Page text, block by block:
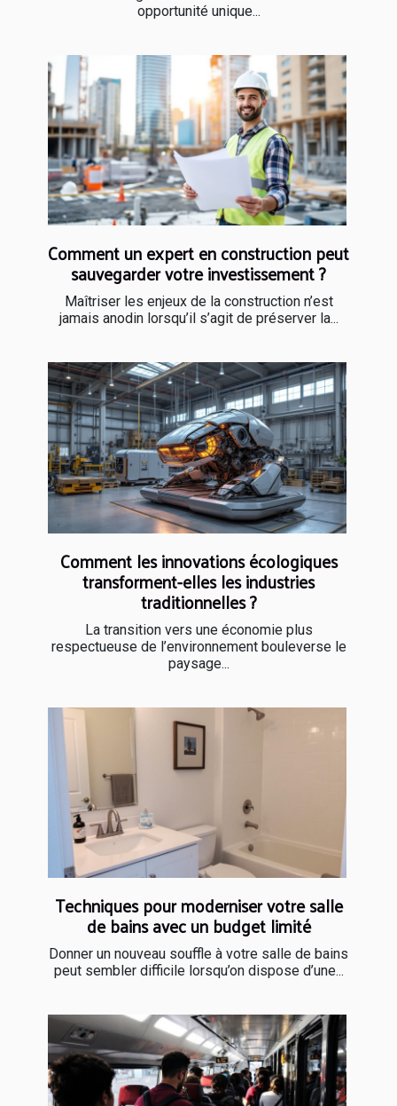
opportunité unique...
Comment un expert en construction peut
sauvegarder votre investissement ?
Maîtriser les enjeux de la construction n’est
jamais anodin lorsqu’il s’agit de préserver la...
Comment les innovations écologiques
transforment-elles les industries
traditionnelles ?
La transition vers une économie plus
respectueuse de l’environnement bouleverse le
paysage...
Techniques pour moderniser votre salle
de bains avec un budget limité
Donner un nouveau souffle à votre salle de bains
peut sembler difficile lorsqu’on dispose d’une...